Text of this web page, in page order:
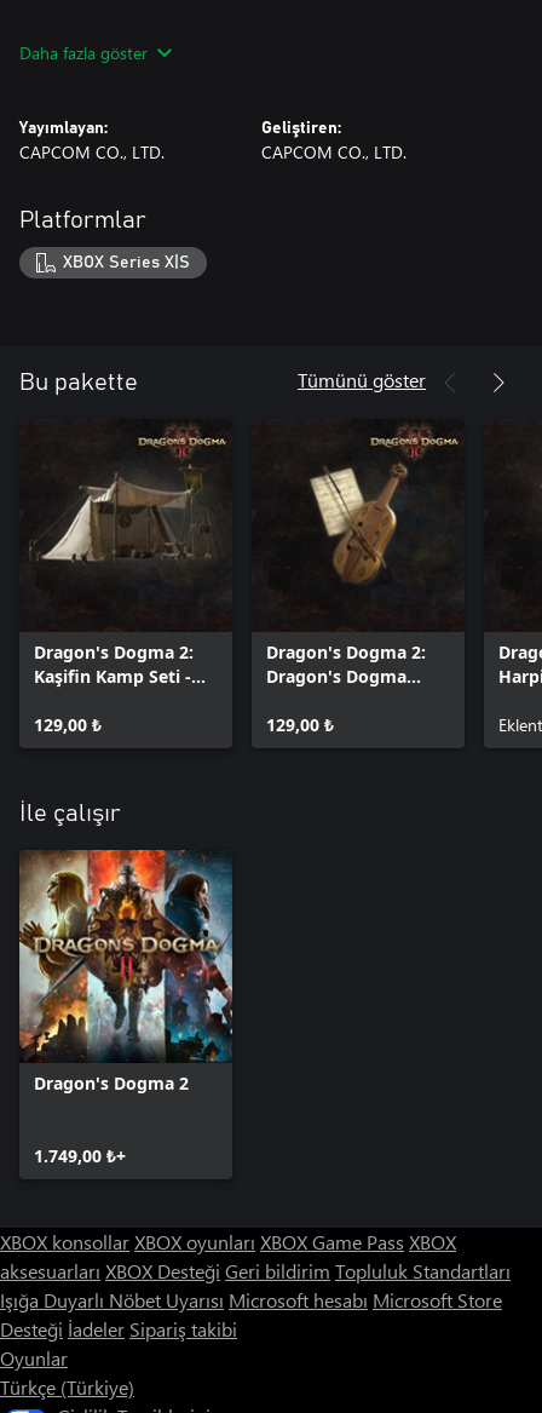
©CAPCOM
other countries.
Daha fazla göster
Yayımlayan:
CAPCOM CO., LTD.
Geliştiren:
CAPCOM CO., LTD.
Platformlar
XBOX Series X|S
Bu pakette Tümünü göster
Dragon's Dogma 2:
Kaşifin Kamp Seti -
129,00 ₺
Dragon's Dogma 2:
Dragon's Dogma
Koleksiyonu - Özel
Sesler
129,00 ₺
İle çalışır
Dragon's Dogma 2
1.749,00 ₺+
XBOX konsollarXBOX oyunları XBOX Game Pass XBOX
aksesuarları XBOX Desteği Geri bildirim Topluluk Standartları
Işığa Duyarlı Nöbet Uyarısı Microsoft hesabı Microsoft Store
Desteği İadeler Sipariş takibi
Oyunlar
Türkçe (Türkiye)